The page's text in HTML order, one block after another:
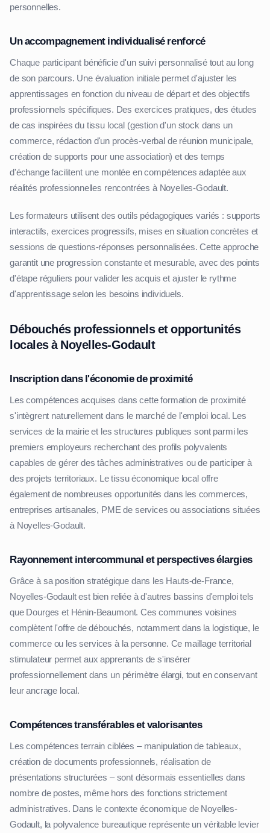
personnelles.
Un accompagnement individualisé renforcé
Chaque participant bénéficie d'un suivi personnalisé tout au long
de son parcours. Une évaluation initiale permet d'ajuster les
apprentissages en fonction du niveau de départ et des objectifs
professionnels spécifiques. Des exercices pratiques, des études
de cas inspirées du tissu local (gestion d'un stock dans un
commerce, rédaction d'un procès-verbal de réunion municipale,
création de supports pour une association) et des temps
d'échange facilitent une montée en compétences adaptée aux
réalités professionnelles rencontrées à Noyelles-Godault.
Les formateurs utilisent des outils pédagogiques variés : supports
interactifs, exercices progressifs, mises en situation concrètes et
sessions de questions-réponses personnalisées. Cette approche
garantit une progression constante et mesurable, avec des points
d'étape réguliers pour valider les acquis et ajuster le rythme
d'apprentissage selon les besoins individuels.
Débouchés professionnels et opportunités
locales à Noyelles-Godault
Inscription dans l'économie de proximité
Les compétences acquises dans cette formation de proximité
s'intègrent naturellement dans le marché de l'emploi local. Les
services de la mairie et les structures publiques sont parmi les
premiers employeurs recherchant des profils polyvalents
capables de gérer des tâches administratives ou de participer à
des projets territoriaux. Le tissu économique local offre
également de nombreuses opportunités dans les commerces,
entreprises artisanales, PME de services ou associations situées
à Noyelles-Godault.
Rayonnement intercommunal et perspectives élargies
Grâce à sa position stratégique dans les Hauts-de-France,
Noyelles-Godault est bien reliée à d'autres bassins d'emploi tels
que Dourges et Hénin-Beaumont. Ces communes voisines
complètent l'offre de débouchés, notamment dans la logistique, le
commerce ou les services à la personne. Ce maillage territorial
stimulateur permet aux apprenants de s'insérer
professionnellement dans un périmètre élargi, tout en conservant
leur ancrage local.
Compétences transférables et valorisantes
Les compétences terrain ciblées – manipulation de tableaux,
création de documents professionnels, réalisation de
présentations structurées – sont désormais essentielles dans
nombre de postes, même hors des fonctions strictement
administratives. Dans le contexte économique de Noyelles-
Godault, la polyvalence bureautique représente un véritable levier